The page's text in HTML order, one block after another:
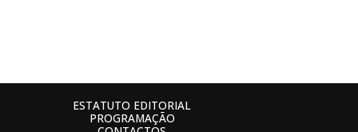
ESTATUTO EDITORIAL
PROGRAMAÇÃO